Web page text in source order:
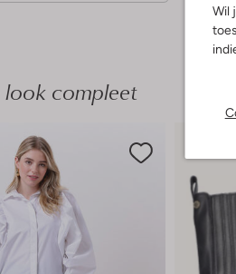
Wil
look compleet